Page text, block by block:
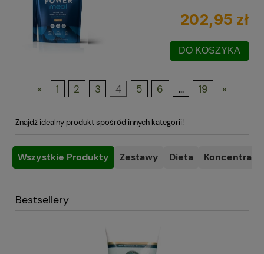
202,95 zł
DO KOSZYKA
« 1 2 3 4 5 6 ... 19 »
Znajdź idealny produkt spośród innych kategorii!
Wszystkie Produkty Zestawy Dieta
Bestsellery